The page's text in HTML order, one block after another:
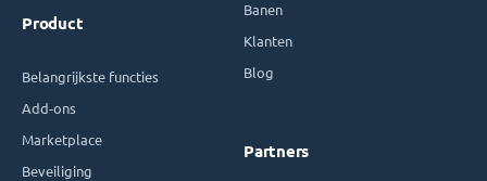
Product
Belangrijkste functies
Add-ons
Marketplace
Beveiliging
Banen
Klanten
Blog
Partners